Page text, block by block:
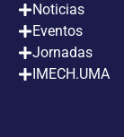
Noticias
Eventos
Jornadas
IMECH.UMA